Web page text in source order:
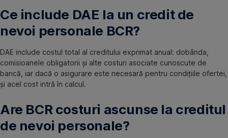
Ce include DAE la un credit de
nevoi personale BCR?
DAE include costul total al creditului exprimat anual: dobânda,
comisioanele obligatorii și alte costuri asociate cunoscute de
bancă, iar dacă o asigurare este necesară pentru condițiile ofertei,
și acel cost intră în calcul.
Are BCR costuri ascunse la creditul
de nevoi personale?